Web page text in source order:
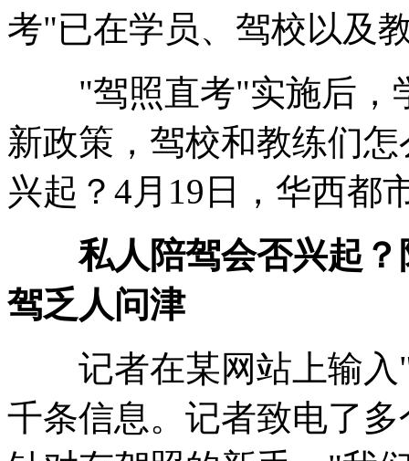
考"已在学员、驾校以及
"驾照直考"实施后，
新政策，驾校和教练们
兴起？4月19日，华西都
私人陪驾会否兴起？
驾乏人问津
记者在某网站上输入
千条信息。记者致电了